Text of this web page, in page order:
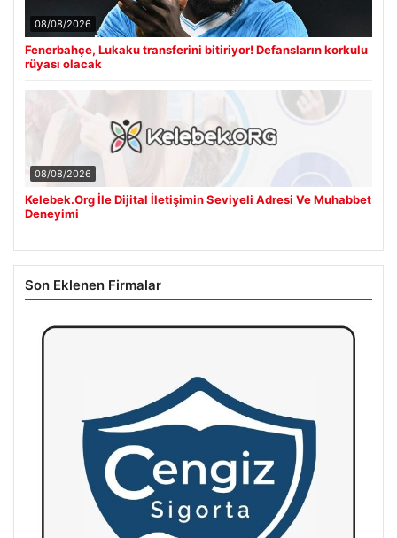
08/08/2026
Fenerbahçe, Lukaku transferini bitiriyor! Defansların korkulu
rüyası olacak
08/08/2026
Kelebek.Org İle Dijital İletişimin Seviyeli Adresi Ve Muhabbet
Deneyimi
Son Eklenen Firmalar